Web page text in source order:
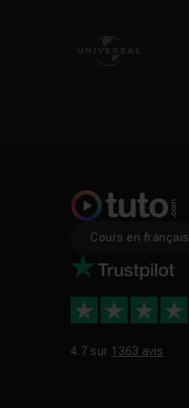
Cours en français
4.7 sur 1363 avis